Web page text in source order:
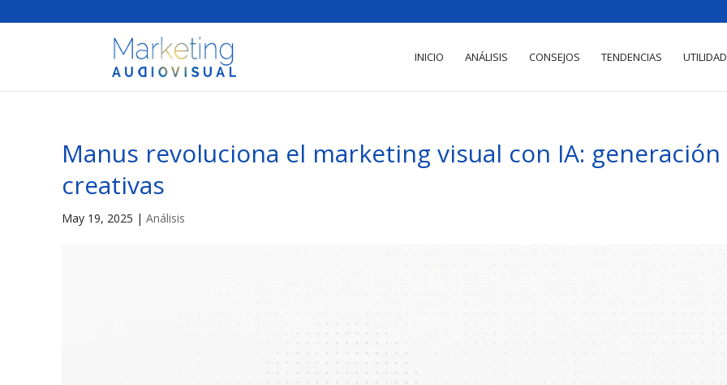
INICIO ANÁLISIS CONSEJOS TENDENCIAS
Manus revoluciona el marketing visual con IA:
creativas
May 19, 2025 | Análisis